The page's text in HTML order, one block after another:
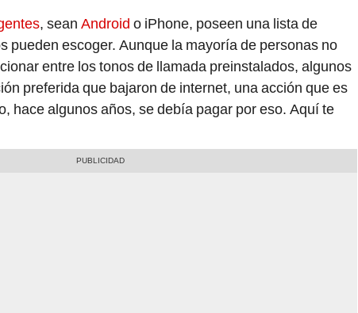
, sean Android o iPhone, poseen una lista de
pueden escoger. Aunque la mayoría de personas no
entre los tonos de llamada preinstalados, algunos
preferida que bajaron de internet, una acción que es
hace algunos años, se debía pagar por eso. Aquí te